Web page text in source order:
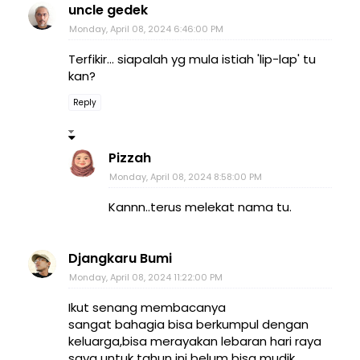
uncle gedek
Monday, April 08, 2024 6:46:00 PM
Terfikir... siapalah yg mula istiah 'lip-lap' tu
kan?
Reply
Pizzah
Monday, April 08, 2024 8:58:00 PM
Kannn..terus melekat nama tu.
Djangkaru Bumi
Monday, April 08, 2024 11:22:00 PM
Ikut senang membacanya
sangat bahagia bisa berkumpul dengan
keluarga,bisa merayakan lebaran hari raya